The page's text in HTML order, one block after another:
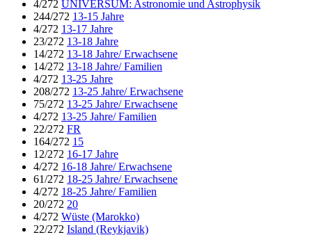
4/272 UNIVERSUM: Astronomie und Astrophysik
244/272 13-15 Jahre
4/272 13-17 Jahre
23/272 13-18 Jahre
14/272 13-18 Jahre/ Erwachsene
14/272 13-18 Jahre/ Familien
4/272 13-25 Jahre
208/272 13-25 Jahre/ Erwachsene
75/272 13-25 Jahre/ Erwachsene
4/272 13-25 Jahre/ Familien
22/272 FR
164/272 15
12/272 16-17 Jahre
4/272 16-18 Jahre/ Erwachsene
61/272 18-25 Jahre/ Erwachsene
4/272 18-25 Jahre/ Familien
20/272 20
4/272 Wüste (Marokko)
22/272 Island (Reykjavik)